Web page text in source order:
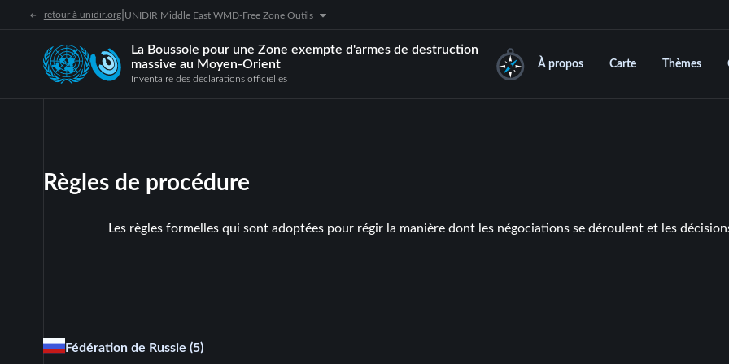
retour à unidir.org| UNIDIR Middle East WMD-Free Zone Outils
La Boussole pour une Zone exempte d'armes de destruction
massive au Moyen-Orient
Inventaire des déclarations officielles
À propos Carte Thèmes
Règles de procédure
Les règles formelles qui sont adoptées pour régir la manière dont les négociations se déroulent et les
Fédération de Russie (5)